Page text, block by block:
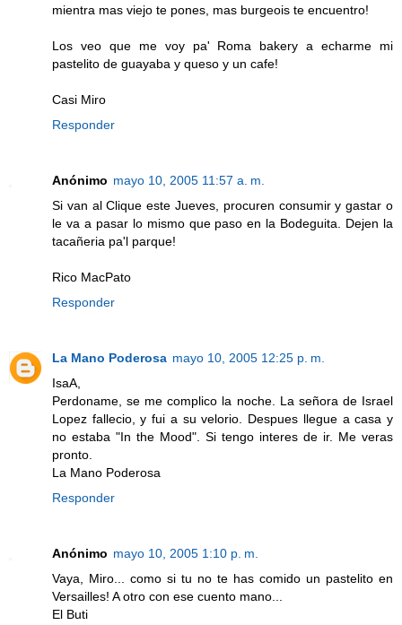
mientra mas viejo te pones, mas burgeois te encuentro!
Los veo que me voy pa' Roma bakery a echarme mi
pastelito de guayaba y queso y un cafe!
Casi Miro
Responder
Anónimo mayo 10, 2005 11:57 a. m.
Si van al Clique este Jueves, procuren consumir y gastar o
le va a pasar lo mismo que paso en la Bodeguita. Dejen la
tacañeria pa'l parque!
Rico MacPato
Responder
La Mano Poderosa mayo 10, 2005 12:25 p. m.
IsaA,
Perdoname, se me complico la noche. La señora de Israel
Lopez fallecio, y fui a su velorio. Despues llegue a casa y
no estaba "In the Mood". Si tengo interes de ir. Me veras
pronto.
La Mano Poderosa
Responder
Anónimo mayo 10, 2005 1:10 p. m.
Vaya, Miro... como si tu no te has comido un pastelito en
Versailles! A otro con ese cuento mano...
El Buti